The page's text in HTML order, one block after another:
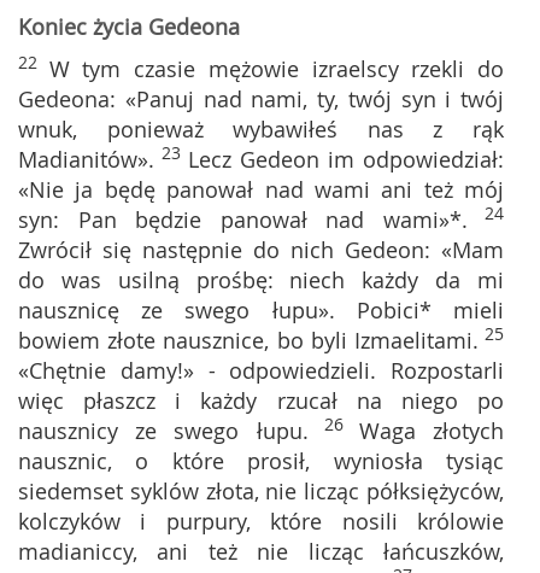
Koniec życia Gedeona
22 W tym czasie mężowie izraelscy rzekli do
Gedeona: «Panuj nad nami, ty, twój syn i twój
wnuk, ponieważ wybawiłeś nas z rąk
Madianitów». 23 Lecz Gedeon im odpowiedział:
«Nie ja będę panował nad wami ani też mój
syn: Pan będzie panował nad wami»*. 24
Zwrócił się następnie do nich Gedeon: «Mam
do was usilną prośbę: niech każdy da mi
nausznicę ze swego łupu». Pobici* mieli
bowiem złote nausznice, bo byli Izmaelitami. 25
«Chętnie damy!» - odpowiedzieli. Rozpostarli
więc płaszcz i każdy rzucał na niego po
nausznicy ze swego łupu. 26 Waga złotych
nausznic, o które prosił, wyniosła tysiąc
siedemset syklów złota, nie licząc półksiężyców,
kolczyków i purpury, które nosili królowie
madianiccy, ani też nie licząc łańcuszków,